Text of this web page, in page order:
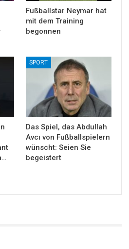
Fußballstar Neymar hat
mit dem Training
begonnen
SPORT
Das Spiel, das Abdullah
Avcı von Fußballspielern
wünscht: Seien Sie
begeistert